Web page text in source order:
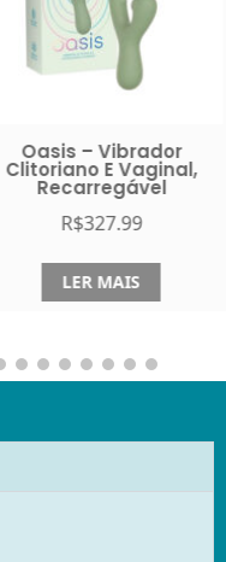
Oasis – Vibrador
Clitoriano E Vaginal,
Recarregável
R$327.99
LER MAIS